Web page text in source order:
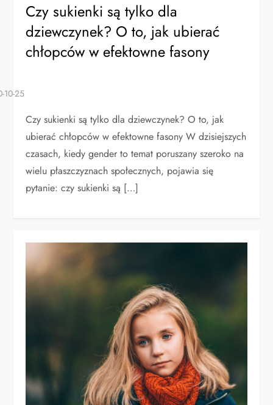
Czy sukienki są tylko dla
dziewczynek? O to, jak ubierać
chłopców w efektowne fasony
Czy sukienki są tylko dla dziewczynek? O to, jak
ubierać chłopców w efektowne fasony W dzisiejszych
czasach, kiedy gender to temat poruszany szeroko na
wielu płaszczyznach społecznych, pojawia się
pytanie: czy sukienki są […]